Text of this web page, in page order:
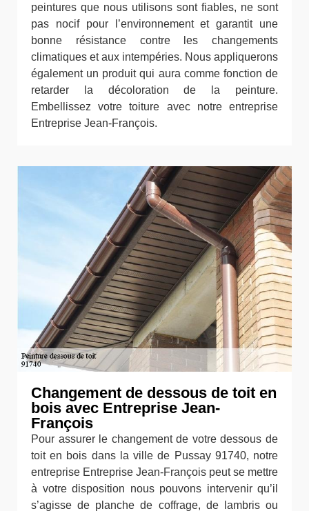
peintures que nous utilisons sont fiables, ne sont
pas nocif pour l’environnement et garantit une
bonne résistance contre les changements
climatiques et aux intempéries. Nous appliquerons
également un produit qui aura comme fonction de
retarder la décoloration de la peinture.
Embellissez votre toiture avec notre entreprise
Entreprise Jean-François.
Changement de dessous de toit en
bois avec Entreprise Jean-
François
Pour assurer le changement de votre dessous de
toit en bois dans la ville de Pussay 91740, notre
entreprise Entreprise Jean-François peut se mettre
à votre disposition nous pouvons intervenir qu’il
s’agisse de planche de coffrage, de lambris ou